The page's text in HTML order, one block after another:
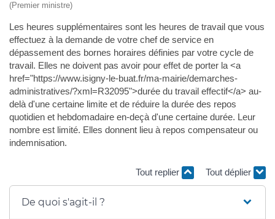
(Premier ministre)
Les heures supplémentaires sont les heures de travail que vous
effectuez à la demande de votre chef de service en
dépassement des bornes horaires définies par votre cycle de
travail. Elles ne doivent pas avoir pour effet de porter la <a
href="https://www.isigny-le-buat.fr/ma-mairie/demarches-
administratives/?xml=R32095">durée du travail effectif</a> au-
delà d'une certaine limite et de réduire la durée des repos
quotidien et hebdomadaire en-deçà d'une certaine durée. Leur
nombre est limité. Elles donnent lieu à repos compensateur ou
indemnisation.
Tout replier Tout déplier
De quoi s'agit-il ?